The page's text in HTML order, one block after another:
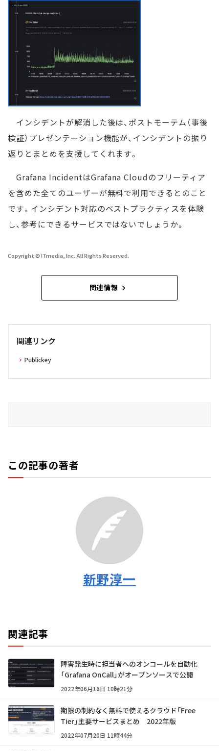
インシデントが解消した後は、ポストモーテム（事後
検証）プレゼンテーション機能が、インシデントの振り
返りとまとめを支援してくれます。
Grafana IncidentはGrafana Cloudのフリーティア
を含めた全てのユーザーが無料で利用できるとのこと
です。インシデント対応のベストプラクティスを体験
し、参考にできるサービスではないでしょうか。
Copyright © ITmedia, Inc. All Rights Reserved.
関連情報
関連リンク
Publickey
この記事の著者
新野淳一
関連記事
障害発生時に担当者へのオンコールを自動化
「Grafana OnCall」がオープンソースで公開
2022年06月16日 10時21分
期限の制約なく無料で使えるクラウド「Free
Tier」主要サービスまとめ 2022年版
2022年07月20日 11時44分